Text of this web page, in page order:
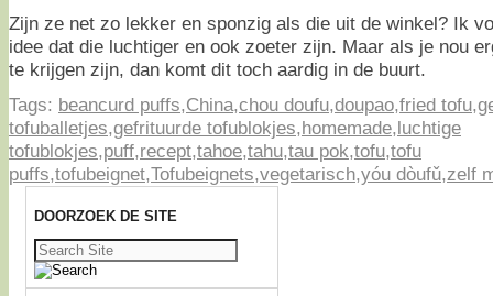
Zijn ze net zo lekker en sponzig als die uit de winkel? Ik
idee dat die luchtiger en ook zoeter zijn. Maar als je nou
te krijgen zijn, dan komt dit toch aardig in de buurt.
Tags: beancurd puffs,China,chou doufu,doupao,fried tofu,
tofuballetjes,gefrituurde tofublokjes,homemade,luchtige
tofublokjes,puff,recept,tahoe,tahu,tau pok,tofu,tofu
puffs,tofubeignet,Tofubeignets,vegetarisch,yóu dòufǔ,zelf
DOORZOEK DE SITE
Zoeken
naar: